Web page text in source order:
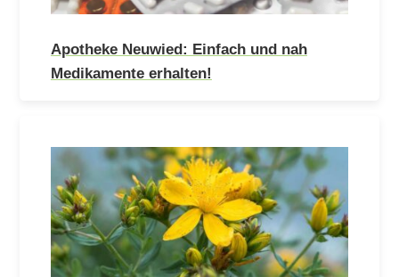
Apotheke Neuwied: Einfach und nah
Medikamente erhalten!